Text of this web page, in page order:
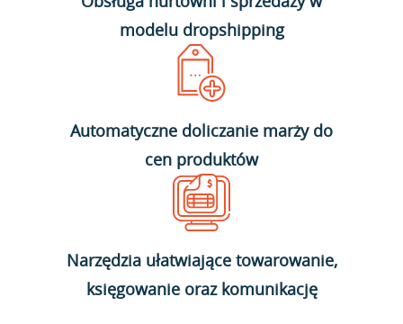
modelu dropshipping
Automatyczne doliczanie marży do
cen produktów
Narzędzia ułatwiające towarowanie,
księgowanie oraz komunikację